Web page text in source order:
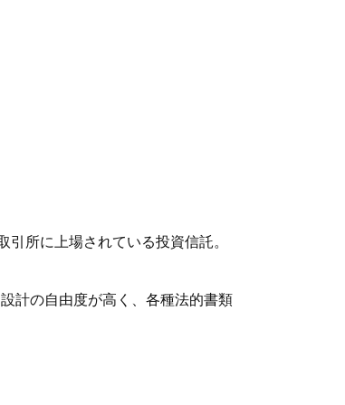
所に上場されている投資信託。
計の自由度が高く、各種法的書類